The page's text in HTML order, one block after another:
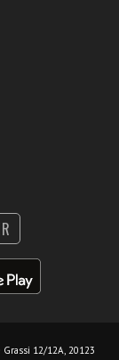
12/12A, 20123